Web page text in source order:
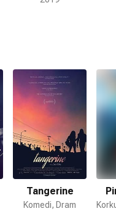
Tangerine
Komedi, Dram